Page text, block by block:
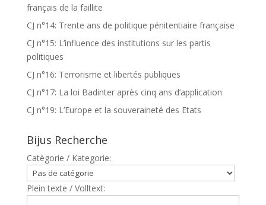
français de la faillite
CJ n°14: Trente ans de politique pénitentiaire française
CJ n°15: L’influence des institutions sur les partis
politiques
CJ n°16: Terrorisme et libertés publiques
CJ n°17: La loi Badinter après cinq ans d’application
CJ n°19: L’Europe et la souveraineté des Etats
Bijus Recherche
Catègorie / Kategorie:
Plein texte / Volltext: